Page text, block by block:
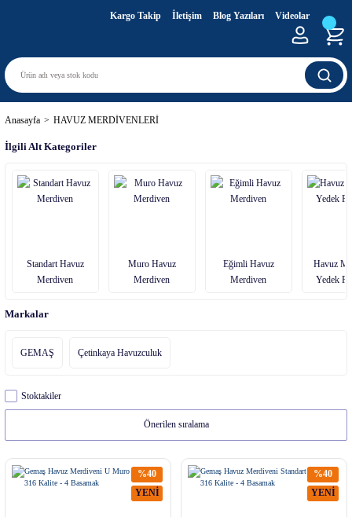
Kargo Takip İletişim Blog Yazıları Videolar
Anasayfa HAVUZ MERDİVENLERİ
İlgili Alt Kategoriler
Standart Havuz
Merdiven
Muro Havuz
Merdiven
Eğimli Havuz
Merdiven
Havuz
Yedek
Markalar
GEMAŞ Çetinkaya Havuzculuk
Stoktakiler
%40
YENİ
%40
YENİ